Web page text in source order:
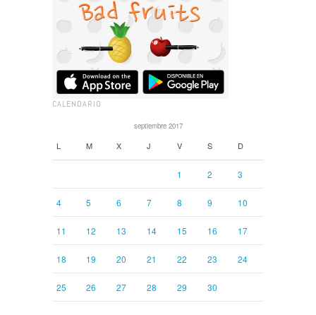
CALENDARIO
septiembre 2017
L M X J V S D
1 2 3
4 5 6 7 8 9 10
11 12 13 14 15 16 17
18 19 20 21 22 23 24
25 26 27 28 29 30